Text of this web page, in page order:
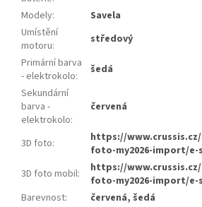
Modely:
Savela
Umístění
motoru:
středový
Primární barva
- elektrokolo:
šedá
Sekundární
barva -
elektrokolo:
červená
3D foto:
https://
foto-my2026-import/e-
3D foto mobil:
https://
foto-my2026-import/e-
Barevnost:
červená, šedá